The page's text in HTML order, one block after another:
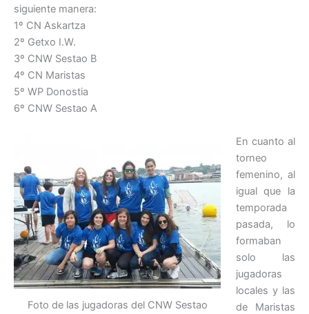
siguiente manera:
1º CN Askartza
2º Getxo I.W.
3º CNW Sestao B
4º CN Maristas
5º WP Donostia
6º CNW Sestao A
Foto de las jugadoras del CNW Sestao
En cuanto al
torneo
femenino, al
igual que la
temporada
pasada, lo
formaban
solo las
jugadoras
locales y las
de Maristas